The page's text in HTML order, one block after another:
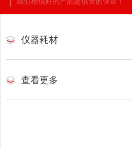
仪器耗材
查看更多